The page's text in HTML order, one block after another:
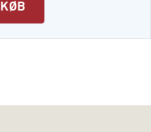
KØB